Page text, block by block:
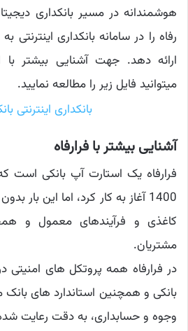
هوشمندانه در مسیر بانکداری
رفاه را در سامانه بانکداری
ارائه دهد. جهت آشنایی بیشتر با
میتوانید فایل زیر را مطالعه نمایید.
بانکداری اینترنتی
آشنایی بیشتر با فرارفاه
فرارفاه یک استارت آپ بانکی است
1400 آغاز به کار کرد، اما این
کاغذی و فرآیندهای معمول و
مشتریان.
در فرارفاه همه پروتکل های
بانکی و همچنین استاندارد های
وجوه و حسابداری، به دقت رعایت